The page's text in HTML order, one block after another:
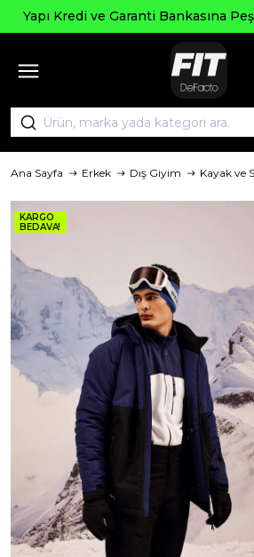
Yapı Kredi ve Garanti Bankasına
Ana Sayfa Erkek Dış Giyim Kayak ve
KARGO
BEDAVA!